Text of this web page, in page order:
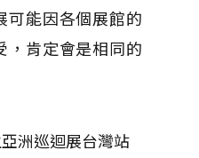
可能因各個展館的
，肯定會是相同的
洲巡迴展台灣站